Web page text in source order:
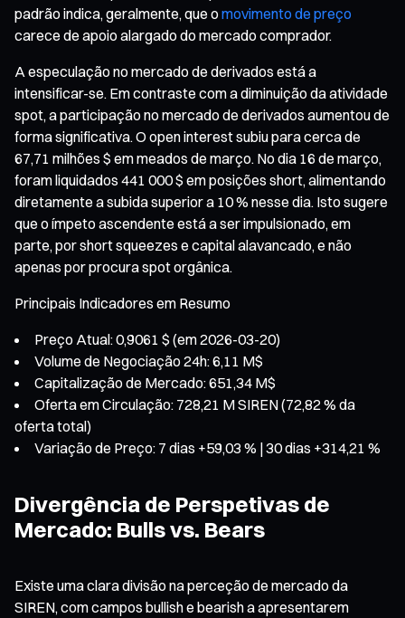
padrão indica, geralmente, que omovimento de preço
carece de apoio alargado do mercado comprador.
A especulação no mercado de derivados está a
intensificar-se. Em contraste com a diminuição da atividade
spot, a participação no mercado de derivados aumentou de
forma significativa. O open interest subiu para cerca de
67,71 milhões $ em meados de março. No dia 16 de março,
foram liquidados 441 000 $ em posições short, alimentando
diretamente a subida superior a 10 % nesse dia. Isto sugere
que o ímpeto ascendente está a ser impulsionado, em
parte, por short squeezes e capital alavancado, e não
apenas por procura spot orgânica.
Principais Indicadores em Resumo
Preço Atual: 0,9061 $ (em 2026-03-20)
Volume de Negociação 24h: 6,11 M$
Capitalização de Mercado: 651,34 M$
Oferta em Circulação: 728,21 M SIREN (72,82 % da
oferta total)
Variação de Preço: 7 dias +59,03 % | 30 dias +314,21 %
Divergência de Perspetivas de
Mercado: Bulls vs. Bears
Existe uma clara divisão na perceção de mercado da
SIREN, com campos bullish e bearish a apresentarem